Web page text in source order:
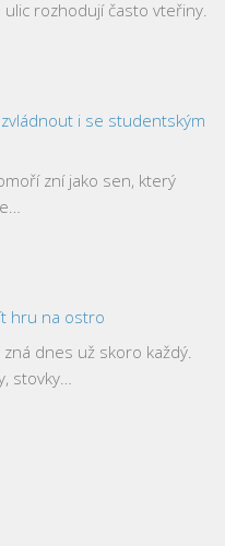
rozhodují často vteřiny.
i se studentským
zní jako sen, který
hru na ostro
zná dnes už skoro každý.
stovky…